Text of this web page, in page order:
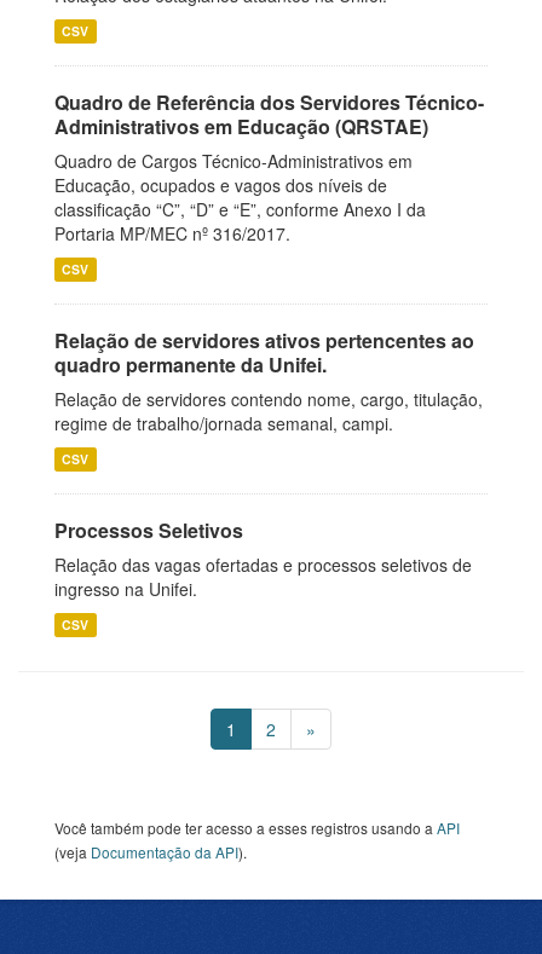
CSV
Quadro de Referência dos Servidores Técnico-
Administrativos em Educação (QRSTAE)
Quadro de Cargos Técnico-Administrativos em
Educação, ocupados e vagos dos níveis de
classificação “C”, “D” e “E”, conforme Anexo I da
Portaria MP/MEC nº 316/2017.
CSV
Relação de servidores ativos pertencentes ao
quadro permanente da Unifei.
Relação de servidores contendo nome, cargo, titulação,
regime de trabalho/jornada semanal, campi.
CSV
Processos Seletivos
Relação das vagas ofertadas e processos seletivos de
ingresso na Unifei.
CSV
1 2 »
Você também pode ter acesso a esses registros usando a API
(veja Documentação da API).